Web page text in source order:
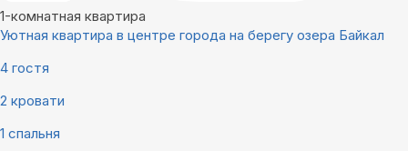
1-комнатная квартира
Уютная квартира в центре города на берегу озера Байкал
4 гостя
2 кровати
1 спальня